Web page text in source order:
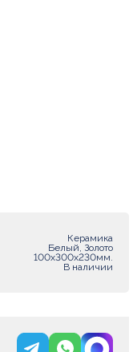
Керамика
Белый, Золото
100х300х230мм.
В наличии